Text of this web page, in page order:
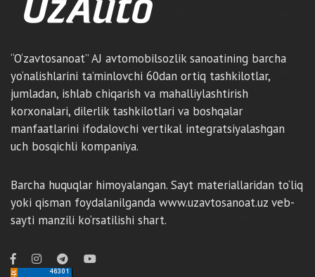
“O‘zavtosanoat” AJ avtomobilsozlik sanoatining barcha
yo‘nalishlarini ta’minlovchi 60dan ortiq tashkilotlar,
jumladan, ishlab chiqarish va mahalliylashtirish
korxonalari, dilerlik tashkilotlari va boshqalar
manfaatlarini ifodalovchi vertikal integratsiyalashgan
uch bosqichli kompaniya.
Barcha huquqlar himoyalangan. Sayt materiallaridan to‘liq
yoki qisman foydalanilganda www.uzavtosanoat.uz veb-
sayti manzili ko‘rsatilishi shart.